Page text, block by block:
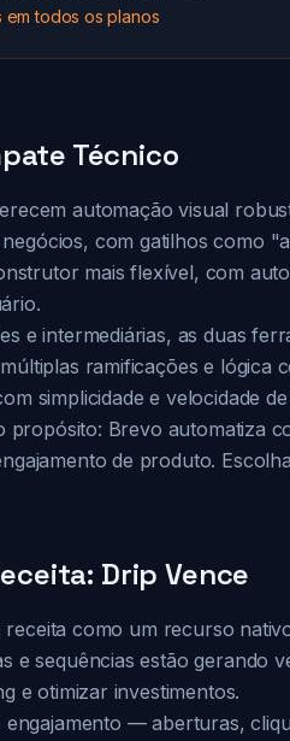
em todos os planos
Técnico
automação visual
com gatilhos como
mais flexível, com
e intermediárias, as duas
ramificações e lógica
simplicidade e velocidade
propósito: Brevo automatiza
de produto.
Drip Vence
como um recurso
e sequências estão gerando
e otimizar investimentos.
engajamento — aberturas,